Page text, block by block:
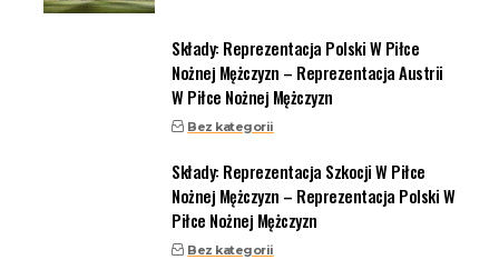
Składy: Reprezentacja Polski W Piłce
Nożnej Mężczyzn – Reprezentacja Austrii
W Piłce Nożnej Mężczyzn
Bez kategorii
Składy: Reprezentacja Szkocji W Piłce
Nożnej Mężczyzn – Reprezentacja Polski W
Piłce Nożnej Mężczyzn
Bez kategorii